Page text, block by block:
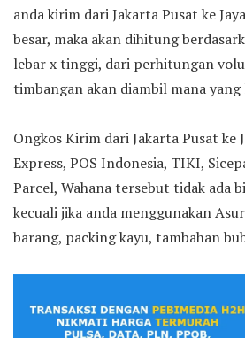
anda kirim dari Jakarta Pusat ke
besar, maka akan dihitung
lebar x tinggi, dari perhitungan
timbangan akan diambil mana
Ongkos Kirim dari Jakarta Pusat ke
Express, POS Indonesia, TIKI,
Parcel, Wahana tersebut tidak ada
kecuali jika anda menggunakan
barang, packing kayu, tambahan